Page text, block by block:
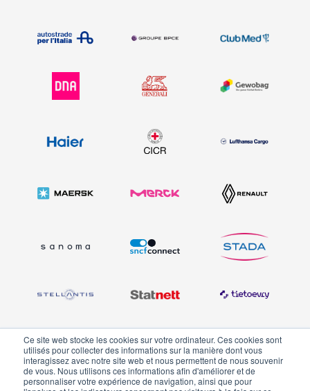
Ce site web stocke les cookies sur votre ordinateur. Ces cookies sont
utilisés pour collecter des informations sur la manière dont vous
interagissez avec notre site web et nous permettent de nous souvenir
de vous. Nous utilisons ces informations afin d'améliorer et de
personnaliser votre expérience de navigation, ainsi que pour
et bien plus encore ...